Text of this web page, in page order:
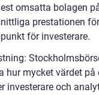
omsatta bolagen
prestationen
för investerare.
hur mycket värdet
investerare och